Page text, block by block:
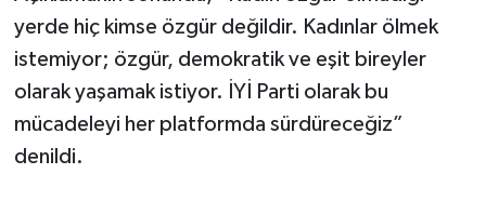
yerde hiç kimse özgür değildir. Kadınlar ölmek
istemiyor; özgür, demokratik ve eşit bireyler
olarak yaşamak istiyor. İYİ Parti olarak bu
mücadeleyi her platformda sürdüreceğiz”
denildi.